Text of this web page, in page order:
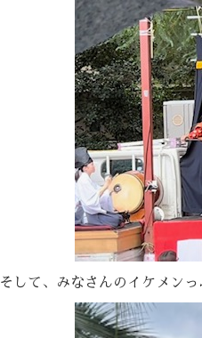
そして、みなさんのイケメン